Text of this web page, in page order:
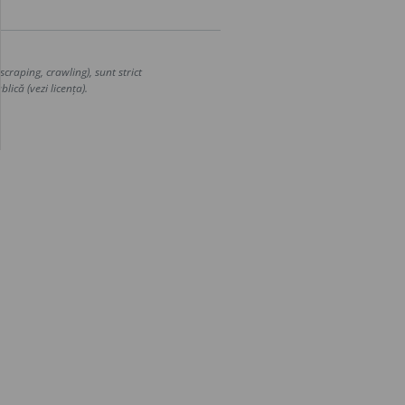
crawling), sunt strict
(vezi licența).